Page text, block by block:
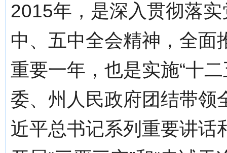
2015年，是深入贯彻落
中、五中全会精神，全面
重要一年，也是实施“十
委、州人民政府团结带领
近平总书记系列重要讲话